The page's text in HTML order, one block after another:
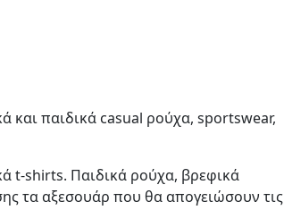
και παιδικά casual ρούχα, sportswear,
t-shirts. Παιδικά ρούχα, βρεφικά
τα αξεσουάρ που θα απογειώσουν τις